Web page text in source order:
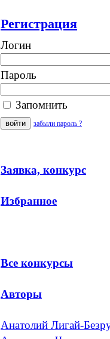
Регистрация
Логин
Пароль
Запомнить
забыли пароль ?
Заявка, конкурс
Избранное
Все конкурсы
Авторы
Анатолий Лигай-